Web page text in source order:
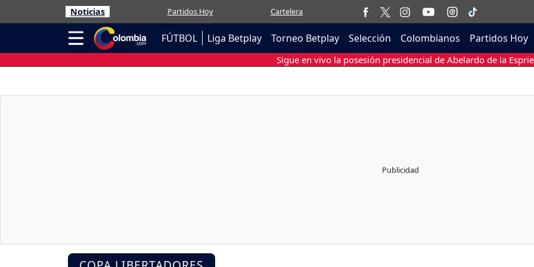
Noticias Partidos Hoy Cartelera
FÚTBOL Liga Betplay Torneo Betplay Selección Colombianos Partidos Hoy
Sigue en vivo la posesión presidencial de Abelardo de la